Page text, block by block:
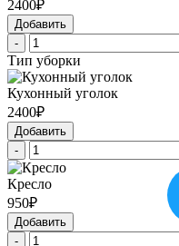
2400₽
Добавить
-
Тип уборки
Кухонный уголок
2400₽
Добавить
-
Кресло
950₽
Добавить
-